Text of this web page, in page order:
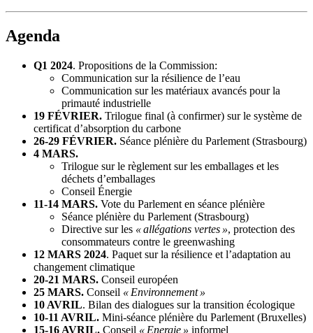
Agenda
Q1 2024. Propositions de la Commission:
Communication sur la résilience de l’eau
Communication sur les matériaux avancés pour la
primauté industrielle
19 FÉVRIER. Trilogue final (à confirmer) sur le système de
certificat d’absorption du carbone
26-29 FÉVRIER. Séance plénière du Parlement (Strasbourg)
4 MARS.
Trilogue sur le règlement sur les emballages et les
déchets d’emballages
Conseil Énergie
11-14 MARS. Vote du Parlement en séance plénière
Séance plénière du Parlement (Strasbourg)
Directive sur les « allégations vertes », protection des
consommateurs contre le greenwashing
12 MARS 2024. Paquet sur la résilience et l’adaptation au
changement climatique
20-21 MARS. Conseil européen
25 MARS. Conseil « Environnement »
10 AVRIL. Bilan des dialogues sur la transition écologique
10-11 AVRIL. Mini-séance plénière du Parlement (Bruxelles)
15-16 AVRIL. Conseil « Energie » informel